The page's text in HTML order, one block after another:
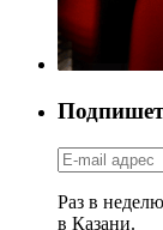
Раз в
в Казани.